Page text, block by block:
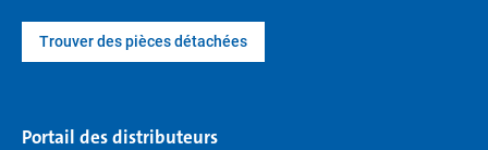
Trouver des pièces détachées
Portail des distributeurs